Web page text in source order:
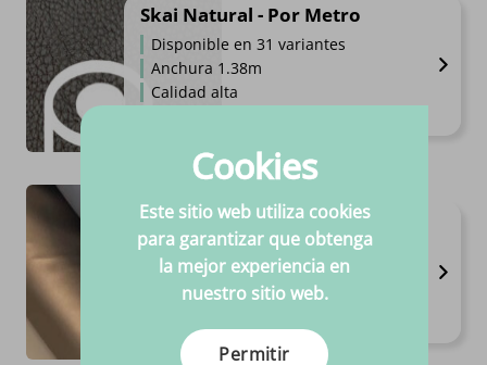
Skai Natural - Por Metro
Disponible en 31 variantes
Anchura 1.38m
Calidad alta
Cuero elástico
Disponible en 3 variantes
Anchura 1,40 m
Composición 60%PU - 40%PL
Por metro
Cookies
Este sitio web utiliza cookies
para garantizar que obtenga
la mejor experiencia en
nuestro sitio web.
Permitir